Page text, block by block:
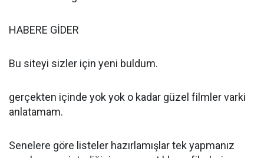
HABERE GİDER
Bu siteyi sizler için yeni buldum.
gerçekten içinde yok yok o kadar güzel filmler varki
anlatamam.
Senelere göre listeler hazırlamışlar tek yapmanız